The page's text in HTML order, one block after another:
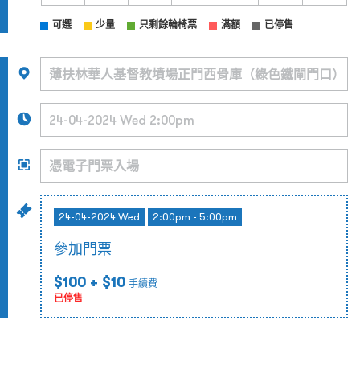
可選 少量 只剩餘輪椅票 滿額 已停售
24-04-2024 Wed 2:00pm - 5:00pm
參加門票
$100 + $10 手續費
已停售